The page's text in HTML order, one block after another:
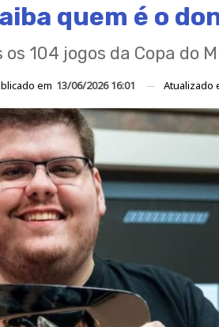
quem é o
104 jogos da Copa do
em 13/06/2026 16:01 Atualizado